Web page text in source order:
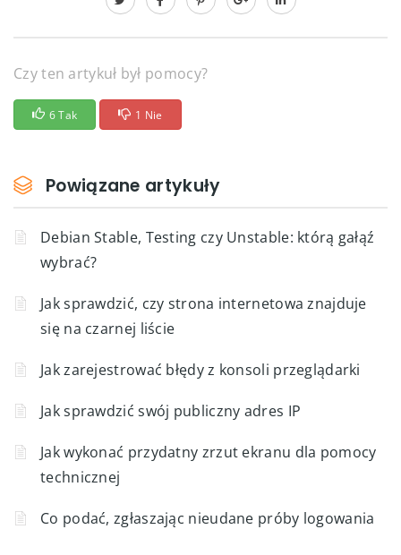
Czy ten artykuł był pomocy?
6 Tak 1 Nie
Powiązane artykuły
Debian Stable, Testing czy Unstable: którą gałąź
wybrać?
Jak sprawdzić, czy strona internetowa znajduje
się na czarnej liście
Jak zarejestrować błędy z konsoli przeglądarki
Jak sprawdzić swój publiczny adres IP
Jak wykonać przydatny zrzut ekranu dla pomocy
technicznej
Co podać, zgłaszając nieudane próby logowania